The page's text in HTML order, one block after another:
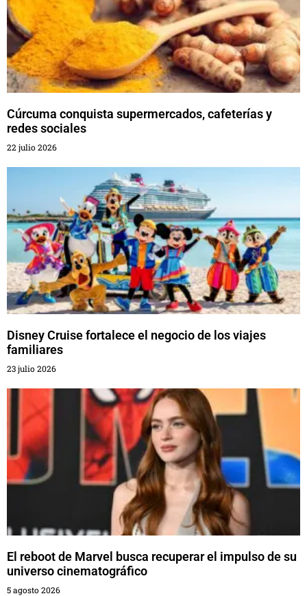
Cúrcuma conquista supermercados, cafeterías y
redes sociales
22 julio 2026
Disney Cruise fortalece el negocio de los viajes
familiares
23 julio 2026
El reboot de Marvel busca recuperar el impulso de su
universo cinematográfico
5 agosto 2026